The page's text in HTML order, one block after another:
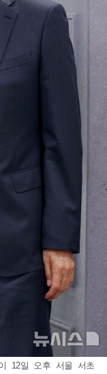
12일 오후 서울 서초